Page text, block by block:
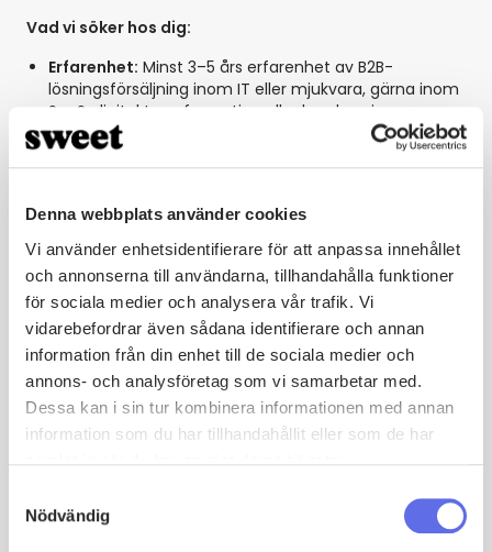
Denna webbplats använder cookies
Vi använder enhetsidentifierare för att anpassa innehållet
och annonserna till användarna, tillhandahålla funktioner
för sociala medier och analysera vår trafik. Vi
vidarebefordrar även sådana identifierare och annan
information från din enhet till de sociala medier och
annons- och analysföretag som vi samarbetar med.
Dessa kan i sin tur kombinera informationen med annan
information som du har tillhandahållit eller som de har
Nödvändig
Vad vi söker hos dig:
Erfarenhet: Minst 3–5 års erfarenhet av B2B-
lösningsförsäljning inom IT eller mjukvara, gärna inom
SaaS, digital transformation eller kundservice.
Kompetens:
Stark förmåga att arbeta strategiskt och
förstå kundens affärsutveckling och digitala behov.
Kommunikation:Flytande svenska och engelska i tal
och skrift.
Varför du ska välja oss:
Möjlighet att arbeta med ledande CRM-lösningar och
hjälpa företag att lyckas genom innovativ teknik.
En inkluderande och framåttänkande arbetsmiljö där
ditt bidrag gör skillnad.
Attraktiva utvecklingsmöjligheter i en snabbt växande
bransch.